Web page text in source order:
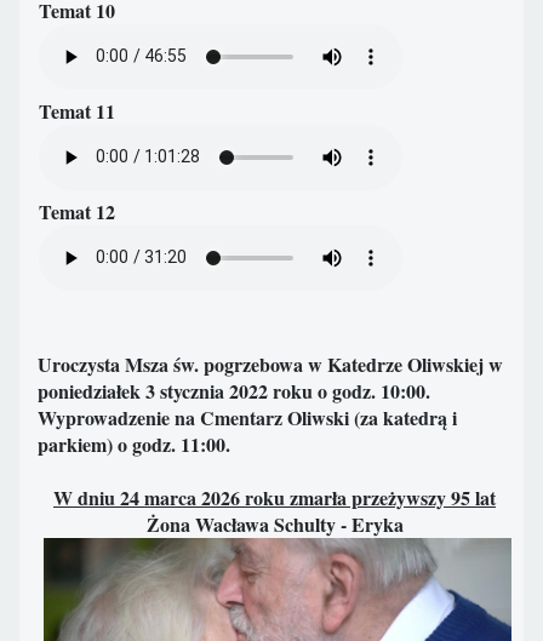
Temat 10
Temat 11
Temat 12
Uroczysta Msza św. pogrzebowa w Katedrze Oliwskiej w
poniedziałek 3 stycznia 2022 roku o godz. 10:00.
Wyprowadzenie na Cmentarz Oliwski (za katedrą i
parkiem) o godz. 11:00.
W dniu 24 marca 2026 roku zmarła przeżywszy 95 lat
Żona Wacława Schulty - Eryka